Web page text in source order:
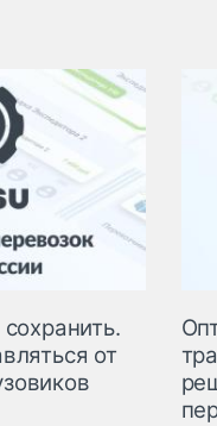
от